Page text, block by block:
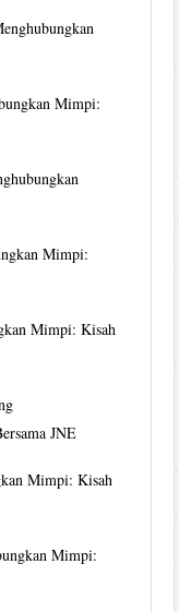
Mimpi:
Mimpi:
Mimpi: Kisah
JNE
Mimpi: Kisah
Mimpi: